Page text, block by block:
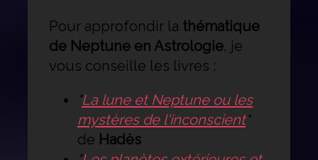
Pour approfondir la thématique
de Neptune en Astrologie, je
vous conseille les livres :
"La lune et Neptune ou les
mystères de l'inconscient"
de Hadès